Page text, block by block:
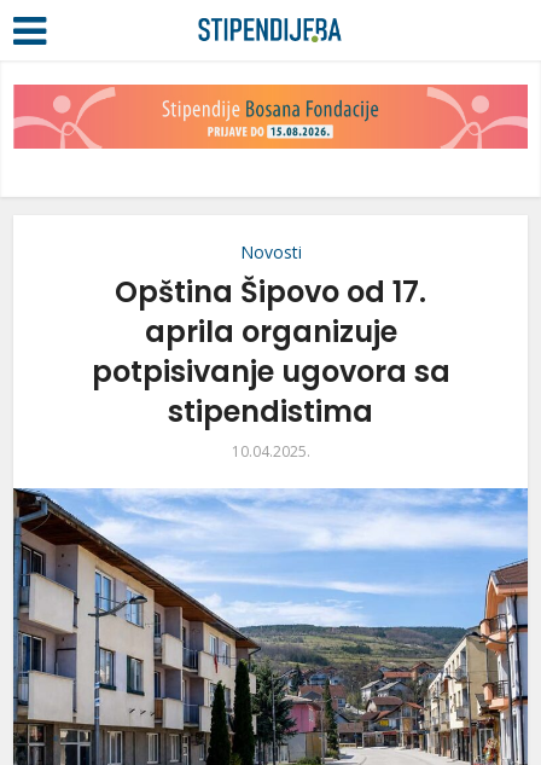
Novosti
Opština Šipovo od 17.
aprila organizuje
potpisivanje ugovora sa
stipendistima
10.04.2025.